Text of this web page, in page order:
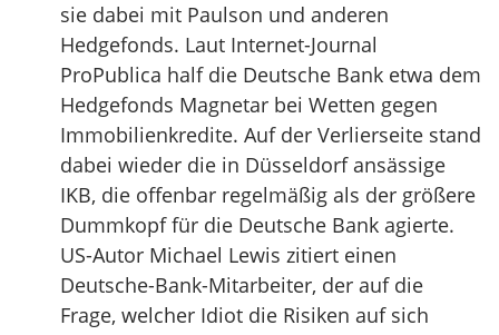
sie dabei mit Paulson und anderen
Hedgefonds. Laut Internet-Journal
ProPublica half die Deutsche Bank etwa dem
Hedgefonds Magnetar bei Wetten gegen
Immobilienkredite. Auf der Verlierseite stand
dabei wieder die in Düsseldorf ansässige
IKB, die offenbar regelmäßig als der größere
Dummkopf für die Deutsche Bank agierte.
US-Autor Michael Lewis zitiert einen
Deutsche-Bank-Mitarbeiter, der auf die
Frage, welcher Idiot die Risiken auf sich